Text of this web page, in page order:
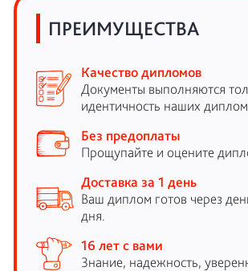
ПРЕИМУЩЕСТВА
Качество дипломов
Документы выполняются
идентичность наших
Без предоплаты
Прощупайте и оцените
Доставка за 1 день
Ваш диплом готов через
дня.
16 лет с вами
Знание, надежность,